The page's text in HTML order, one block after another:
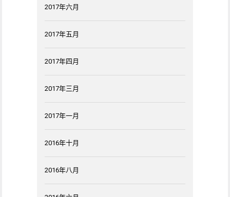
2017年六月
2017年五月
2017年四月
2017年三月
2017年一月
2016年十月
2016年八月